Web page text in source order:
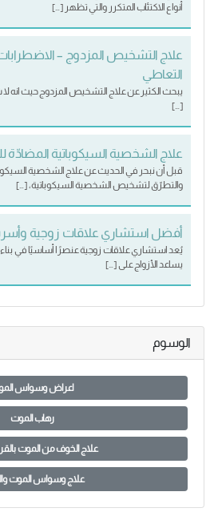
أنواع الاكتئاب المتكرر والتي تظهر […]
علاج التشخيص المزدوج –
التعاطي
يبحث الكثير عن علاج التشخيص المزدوج حيث انه لا
[…]
علاج الشخصية السيكوباتية المضادّة
قبل أن نبحر في الحديث عن علاج الشخصية
والتطرّق لتشخيص الشخصية السيكوباتية، […]
أفضل استشاري علاقات زوجية
يُعد استشاري علاقات زوجية عنصرًا أساسيًا في
يساعد الأزواج على […]
الوسوم
اعراض وسواس
رهاب الموت
علاج الخوف من الموت
علاج وسواس الموت